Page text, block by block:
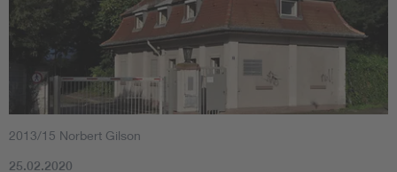
2013/15 Norbert Gilson
25.02.2020